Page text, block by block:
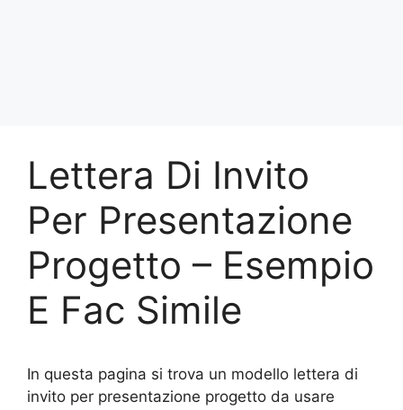
Lettera Di Invito
Per Presentazione
Progetto – Esempio
E Fac Simile
In questa pagina si trova un modello lettera di
invito per presentazione progetto da usare